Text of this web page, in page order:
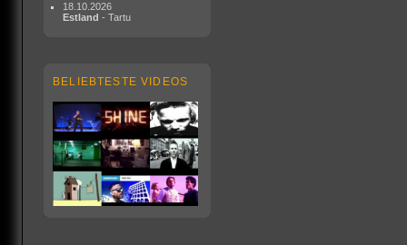
18.10.2026
Estland - Tartu
BELIEBTESTE VIDEOS